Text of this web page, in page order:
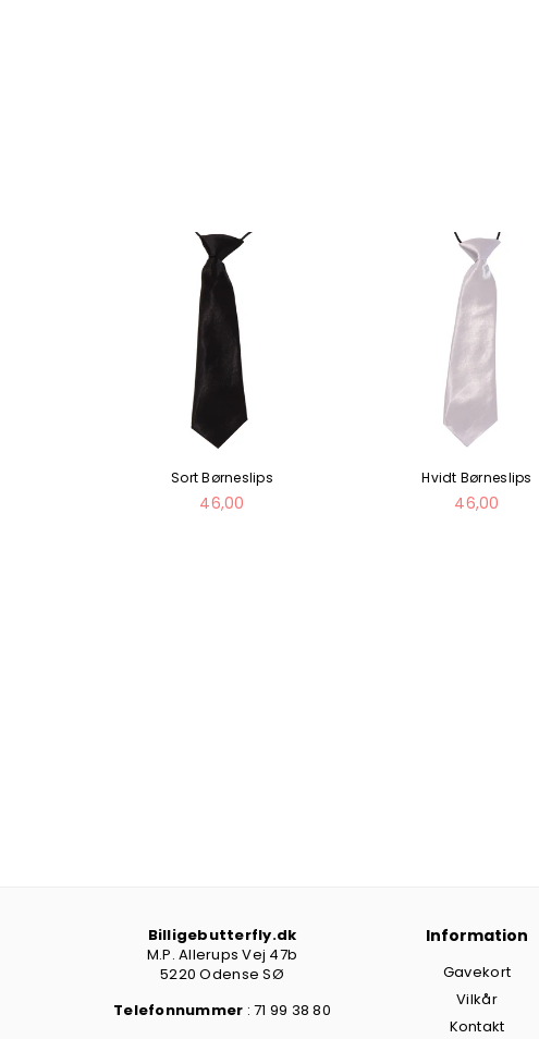
Sort Børneslips
Normal
46,00
Hvidt Børneslips
Normal
46,00
Billigebutterfly.dk
M.P. Allerups Vej 47b
5220 Odense SØ
Telefonnummer : 71 99 38 80
Information
Gavekort
Vilkår
Kontakt